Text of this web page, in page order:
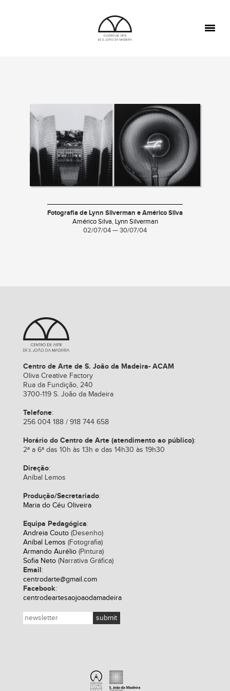
TOGGLE
Fotografia de Lynn Silverman e Américo Silva
Américo Silva, Lynn Silverman
02/07/04 — 30/07/04
Centro de Arte de S. João da Madeira- ACAM
Oliva Creative Factory
Rua da Fundição, 240
3700-119 S. João da Madeira
Telefone:
256 004 188 / 918 744 658
Horário do Centro de Arte (atendimento ao público):
2ª a 6ª das 10h às 13h e das 14h30 às 19h30
Direção:
Aníbal Lemos
Produção/Secretariado:
Maria do Céu Oliveira
Equipa Pedagógica:
Andreia Couto (Desenho)
Aníbal Lemos (Fotografia)
Armando Aurélio (Pintura)
Sofia Neto (Narrativa Gráfica)
Email:
centrodarte@gmail.com
Facebook:
centrodeartesaojoaodamadeira